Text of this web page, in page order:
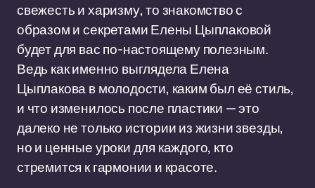
свежесть и харизму, то знакомство с
образом и секретами Елены Цыплаковой
будет для вас по-настоящему полезным.
Ведь как именно выглядела Елена
Цыплакова в молодости, каким был её стиль,
и что изменилось после пластики — это
далеко не только истории из жизни звезды,
но и ценные уроки для каждого, кто
стремится к гармонии и красоте.